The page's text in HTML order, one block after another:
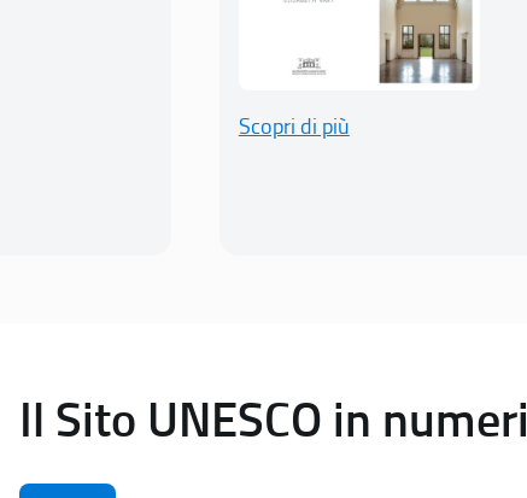
Scopri di più
Il Sito UNESCO in numeri